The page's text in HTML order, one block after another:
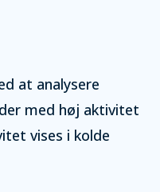
at analysere
med høj aktivitet
vises i kolde